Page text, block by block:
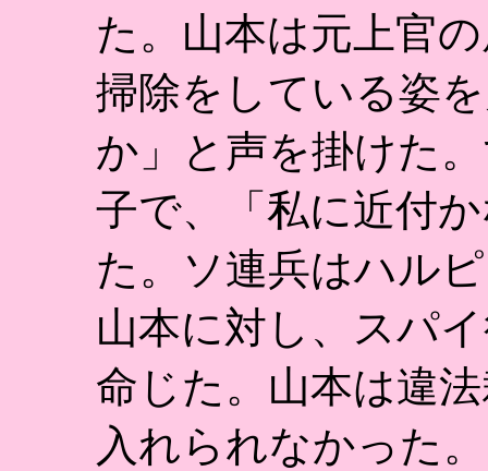
た。山本は元上官
掃除をしている姿
か」と声を掛けた
子で、「私に近付
た。ソ連兵はハル
山本に対し、スパ
命じた。山本は違
入れられなかった